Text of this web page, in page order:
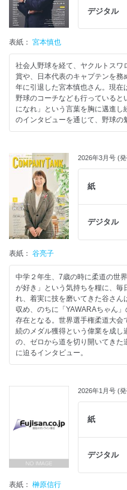
デジタル
表紙： 宮本慎也
社会人野球を経て、ヤクルトスワ
賞や、日本代表のキャプテンを
年に引退した宮本慎也さん。現在
野球のコーチなども行っている
になれ」という言葉を胸に邁進
のインタビューを通じて、野球の
2026年3月号 (
紙
デジタル
表紙： 谷亮子
中学２年生、7歳の時に柔道の世
が好き」という気持ちを糧に、毎
れ、着実に技を磨いてきた谷さん
収め、のちに「YAWARAちゃん
存在となる。世界選手権柔道大
続のメダル獲得という偉業を成し
の、ゼロから道を切り開いてき
に迫るインタビュー。
2026年1月号 (
紙
デジタル
表紙： 榊原信行